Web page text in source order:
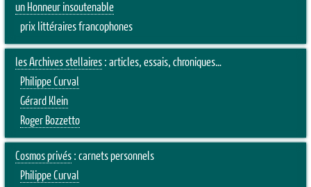
un Honneur insoutenable
prix littéraires francophones
les Archives stellaires : articles, essais, chroniques…
Philippe Curval
Gérard Klein
Roger Bozzetto
Cosmos privés : carnets personnels
Philippe Curval